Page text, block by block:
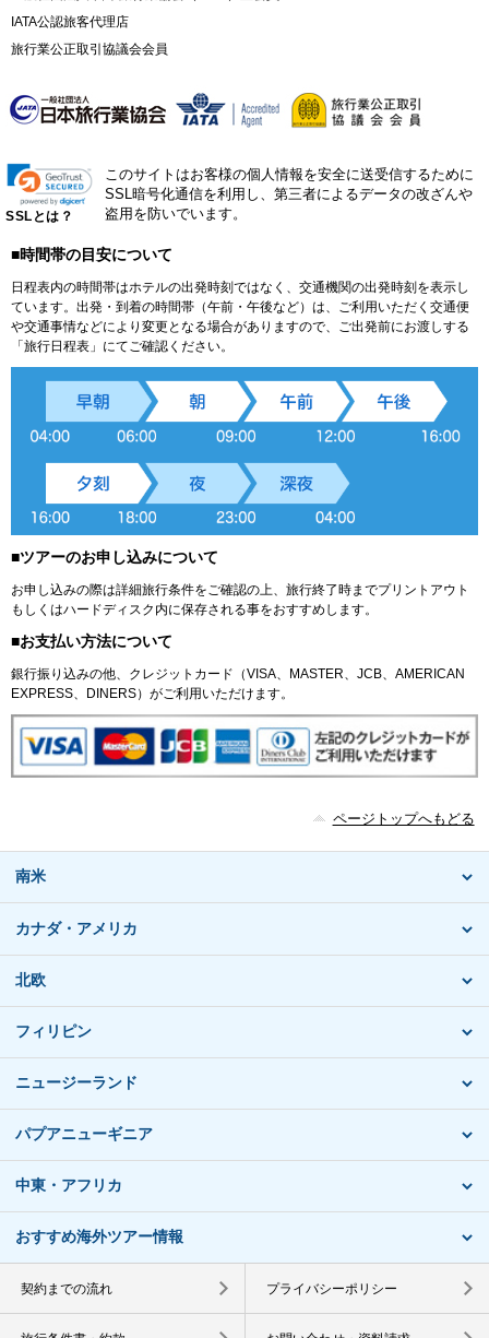
IATA公認旅客代理店
旅行業公正取引協議会会員
SSLとは？
このサイトはお客様の個人情報を安全に送受信するために
SSL暗号化通信を利用し、第三者によるデータの改ざんや
盗用を防いでいます。
■時間帯の目安について
日程表内の時間帯はホテルの出発時刻ではなく、交通機関の出発時刻を表示し
ています。出発・到着の時間帯（午前・午後など）は、ご利用いただく交通便
や交通事情などにより変更となる場合がありますので、ご出発前にお渡しする
「旅行日程表」にてご確認ください。
■ツアーのお申し込みについて
お申し込みの際は詳細旅行条件をご確認の上、旅行終了時までプリントアウト
もしくはハードディスク内に保存される事をおすすめします。
■お支払い方法について
銀行振り込みの他、クレジットカード（VISA、MASTER、JCB、AMERICAN
EXPRESS、DINERS）がご利用いただけます。
ページトップへもどる
南米
カナダ・アメリカ
北欧
フィリピン
ニュージーランド
パプアニューギニア
中東・アフリカ
おすすめ海外ツアー情報
契約までの流れ プライバシーポリシー